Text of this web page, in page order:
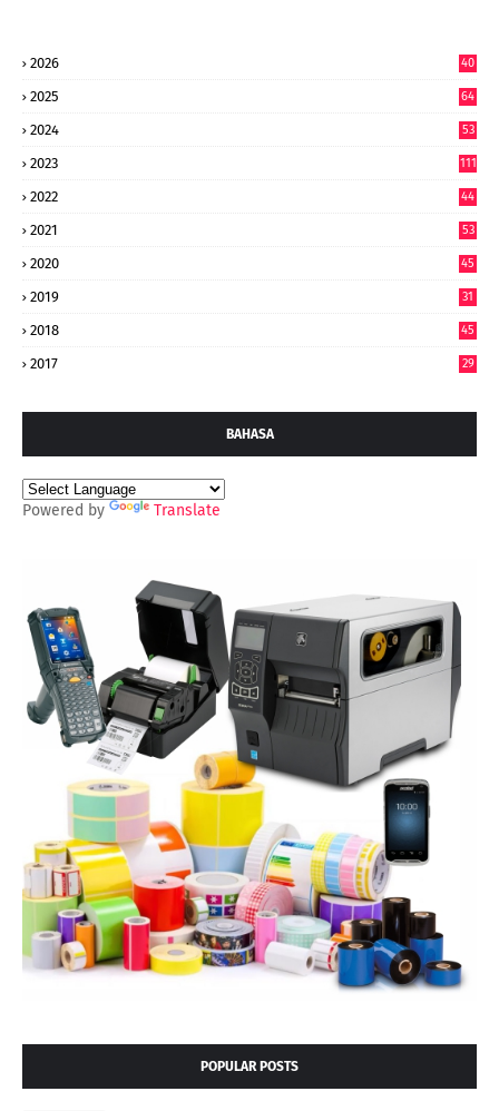
2026
40
2025
64
2024
53
2023 111
2022
44
2021 53
2020 45
2019 31
2018 45
2017 29
BAHASA
Powered by Translate
POPULAR POSTS